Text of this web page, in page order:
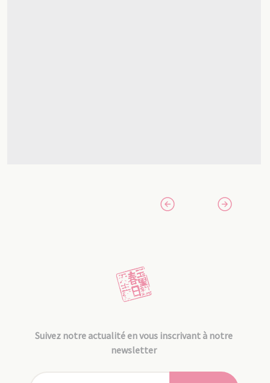
Suivez notre actualité en vous inscrivant à notre
newsletter